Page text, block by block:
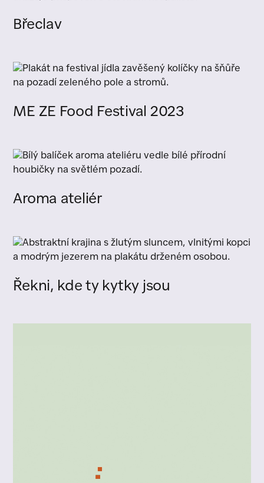
Břeclav
ME ZE Food Festival 2023
Aroma ateliér
Řekni, kde ty kytky jsou